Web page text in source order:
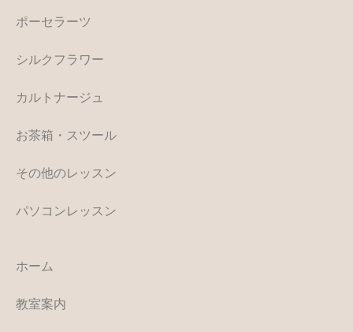
ポーセラーツ
シルクフラワー
カルトナージュ
お茶箱・スツール
その他のレッスン
パソコンレッスン
ホーム
教室案内